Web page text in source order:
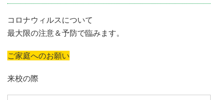
コロナウィルスについて
最大限の注意＆予防で臨みます。
ご家庭へのお願い
来校の際